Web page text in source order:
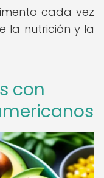
cada vez
la nutrición y la
con